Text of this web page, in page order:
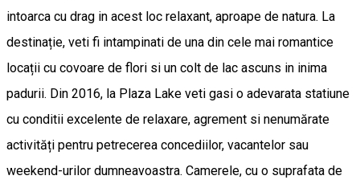
intoarca cu drag in acest loc relaxant, aproape de natura. La
destinație, veti fi intampinati de una din cele mai romantice
locații cu covoare de flori si un colt de lac ascuns in inima
padurii. Din 2016, la Plaza Lake veti gasi o adevarata statiune
cu conditii excelente de relaxare, agrement si nenumărate
activități pentru petrecerea concediilor, vacantelor sau
weekend-urilor dumneavoastra. Camerele, cu o suprafata de